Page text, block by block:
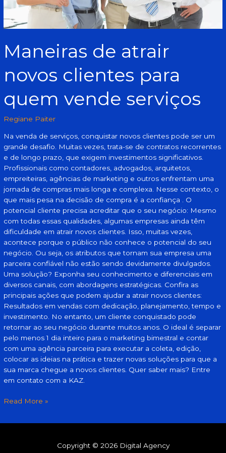
Maneiras de atrair
novos clientes para
quem vende serviços
Regiane Paiter
Na venda de serviços, conquistar novos clientes pode ser um
grande desafio. Muitas vezes, trata-se de contratos recorrentes
e de longo prazo, que exigem investimentos significativos.
Profissionais como contadores, advogados, arquitetos,
empreiteiras, agências de marketing e outros enfrentam uma
jornada de compras mais longa e complexa. Nesse contexto, o
que mais pesa na decisão de compra é a confiança . O
potencial cliente precisa acreditar que o seu negócio: Mesmo
com todas essas qualidades, algumas empresas ainda têm
dificuldade em atrair novos clientes. Isso, muitas vezes,
acontece porque o público não conhece o potencial do seu
negócio. Ou seja, os atributos que tornam sua empresa uma
parceira confiável não estão sendo devidamente divulgados.
Uma solução? Exponha seu conhecimento e diferenciais em
diversos canais, com abordagens estratégicas. Confira as
principais ações que podem ajudar a atrair novos clientes:
Resultados em vendas com dedicação, planejamento, tempo e
investimento. No entanto, um cliente conquistado pode
retornar ao seu negócio durante muitos anos. O ideal é separar
pelo menos 1 dia inteiro para o marketing bimestral e contar
com uma agência parceira para executar a coleta, edição,
colocar as ideias na prática e trazer novas soluções para que a
sua marca chegue a novos clientes. Quer saber mais? Entre
em contato com a KAZ.
Read More »
Copyright © 2026 Digital Agency